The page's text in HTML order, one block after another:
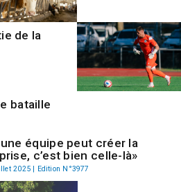
de la
bataille
une équipe peut créer la
c’est bien celle-là»
2025 | Edition N°3977